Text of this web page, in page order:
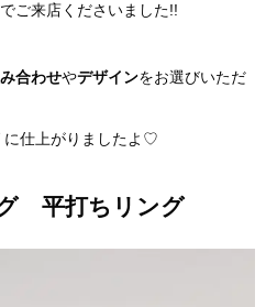
ご来店くださいました!!
合わせやデザインをお選びいただ
に仕上がりましたよ♡
平打ちリング